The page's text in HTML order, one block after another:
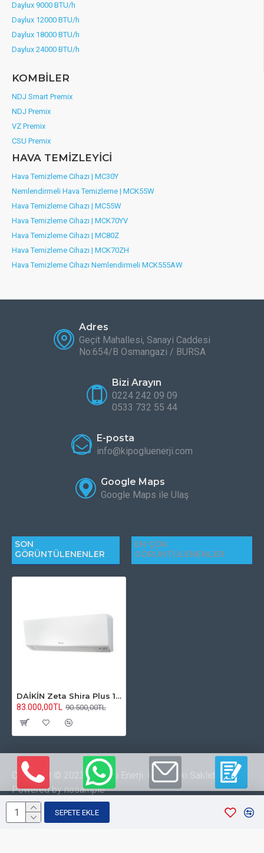
SEPETE EKLE
Daylux 9000 BTU/h
Daylux 12000 BTU/h
Daylux 18000 BTU/h
Daylux 24000 BTU/h
KOMBİLER
NDJ Smart Premix
NDJ Premix
VZ Premix
CSU Premix
HAVA TEMİZLEYİCİ
Hava Temizleme Cihazı | MC30Y
Nemlendirmeli Hava Temizleme | MCK55W
Hava Temizleme Cihazı | MC55W
Hava Temizleme Cihazı | MCK70YV
Hava Temizleme Cihazı | MC80Z
Hava Temizleme Cihazı | MCK70ZH
Hava Temizleme Cihazı Nemlendirmeli MCK555AW
Adres
Geçit Mahallesi, Sanayi Caddesi
No:654/B Osmangazi / BURSA
Bizi Arayın
0224 242 09 09
0533 732 55 44
E-posta
info@kipogluenerji.com
Google Maps
Google Maps ile Ulaş
SON
GÖRÜNTÜLENENLER
EN ÇOK
GÖRÜNTÜLENENLER
DAİKİN Zeta Shira Plus 12000 BTU/h FTXM35A Inverter Klima R32
83.000,00TL 90.500,00TL
Copyright © 2023 Kipoğlu Enerji. Her Hakkı Saklıdır.
Powered by nosample